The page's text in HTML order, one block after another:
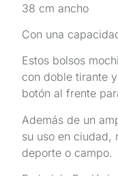
38 cm ancho
Con una
Estos bolsos
con doble tirante
botón al frente
Además de un
su uso en ciudad,
deporte o campo.